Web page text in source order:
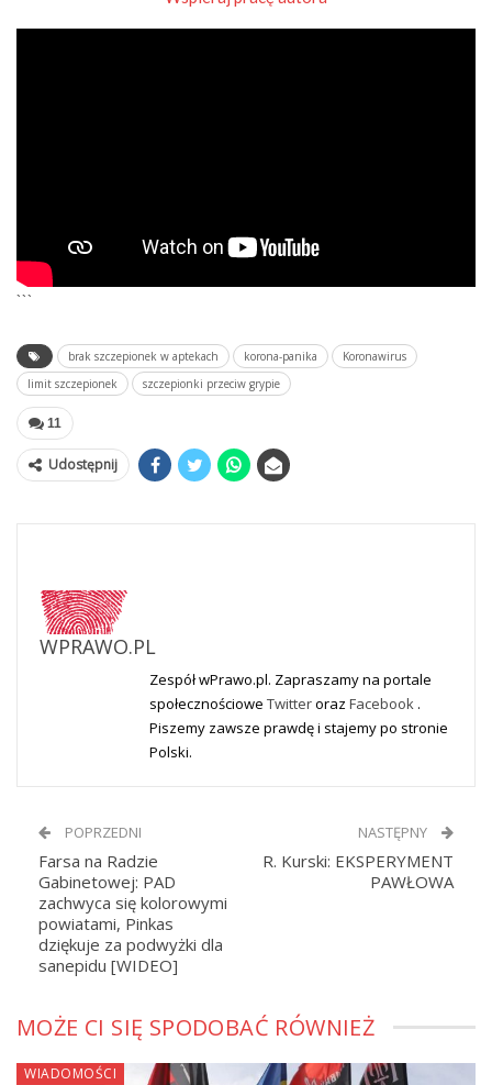
```
brak szczepionek w aptekach korona-panika
Koronawirus
limit szczepionek
szczepionki przeciw grypie
11
Udostępnij
WPRAWO.PL
Zespół wPrawo.pl. Zapraszamy na portale
społecznościowe Twitteroraz Facebook .
Piszemy zawsze prawdę i stajemy po stronie
Polski.
POPRZEDNI
Farsa na Radzie
Gabinetowej: PAD
zachwyca się kolorowymi
powiatami, Pinkas
dziękuje za podwyżki dla
sanepidu [WIDEO]
NASTĘPNY
R. Kurski: EKSPERYMENT
PAWŁOWA
MOŻE CI SIĘ SPODOBAĆ RÓWNIEŻ
WIADOMOŚCI